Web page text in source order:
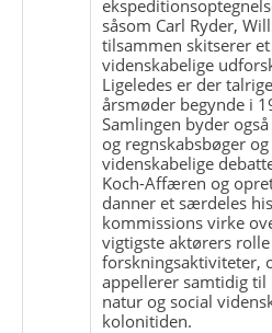
såsom Carl Ryder,
tilsammen skitserer
videnskabelige
Ligeledes er der
årsmøder begynde i
Samlingen byder
og regnskabsbøger
videnskabelige
Koch-Affæren og
danner et særdeles
kommissions virke
vigtigste aktørers
forskningsaktiviteter,
appellerer samtidig
natur og social
kolonitiden.